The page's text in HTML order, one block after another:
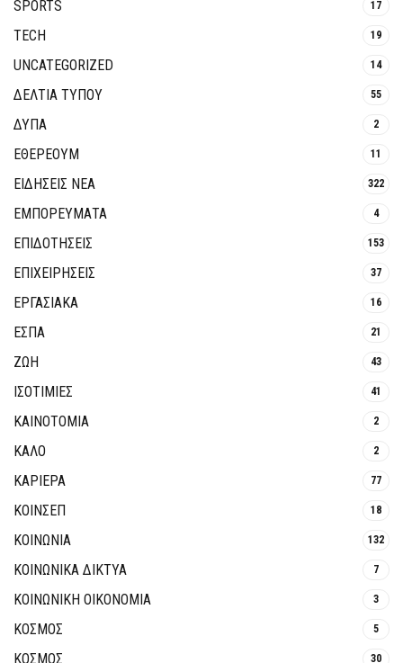
SPORTS 17
TECH 19
UNCATEGORIZED 14
ΔΕΛΤΙΑ ΤΥΠΟΥ 55
ΔΥΠΑ 2
ΕΘΈΡΕΟΥΜ 11
ΕΙΔΗΣΕΙΣ ΝΕΑ 322
ΕΜΠΟΡΕΥΜΑΤΑ 4
ΕΠΙΔΟΤΗΣΕΙΣ 153
ΕΠΙΧΕΙΡΗΣΕΙΣ 37
ΕΡΓΑΣΙΑΚΑ 16
ΕΣΠΑ 21
ΖΩΗ 43
ΙΣΟΤΙΜΙΕΣ 41
ΚΑΙΝΟΤΟΜΊΑ 2
ΚΑΛΟ 2
ΚΑΡΙΕΡΑ 77
ΚΟΙΝΣΕΠ 18
ΚΟΙΝΩΝΙΑ 132
ΚΟΙΝΩΝΙΚΆ ΔΊΚΤΥΑ 7
ΚΟΙΝΩΝΙΚΉ ΟΙΚΟΝΟΜΊΑ 3
ΚΟΣΜΟΣ 5
ΚΟΣΜΟΣ 30